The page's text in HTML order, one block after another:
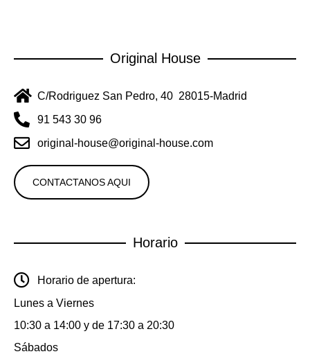
Original House
C/Rodriguez San Pedro, 40 28015-Madrid
91 543 30 96
original-house@original-house.com
CONTACTANOS AQUI
Horario
Horario de apertura:
Lunes a Viernes
10:30 a 14:00 y de 17:30 a 20:30
Sábados